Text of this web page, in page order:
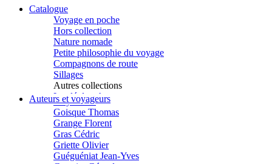
Catalogue
Voyage en poche
Hors collection
Nature nomade
Petite philosophie du voyage
Compagnons de route
Sillages
Autres collections
La clé des champs
Chemins d’étoiles
Visions
Auteurs et voyageurs
Garcia Antoine
Garde François
Gaullier Tanneguy
Gauthier Yves
Gemme Pierre
Gendre Florence
Georis Stéphane
Gilbert Frédéric
Giry Julien
Goisque Thomas
Grange Florent
Gras Cédric
Griette Olivier
Guéguéniat Jean-Yves